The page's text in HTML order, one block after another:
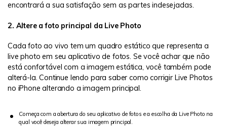
encontrará a sua satisfação sem as partes indesejadas.
2. Altere a foto principal da Live Photo
Cada foto ao vivo tem um quadro estático que representa a
live photo em seu aplicativo de fotos. Se você achar que não
está confortável com a imagem estática, você também pode
alterá-la. Continue lendo para saber como corrigir Live Photos
no iPhone alterando a imagem principal.
Começa com a abertura do seu aplicativo de fotos e a escolha da Live Photo na
qual você deseja alterar sua imagem principal.